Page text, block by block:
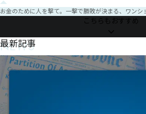
ります。
お金のために人を撃て。一撃で勝敗が決まる、ワンシ
こちらもおすすめ
NEWS
最新記事